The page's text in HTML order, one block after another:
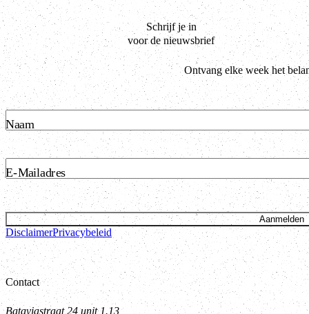
Schrijf je in
voor de nieuwsbrief
Ontvang elke week het
Naam
E-Mailadres
Aanmelden
DisclaimerPrivacybeleid
Contact
Bataviastraat 24 unit 1.13